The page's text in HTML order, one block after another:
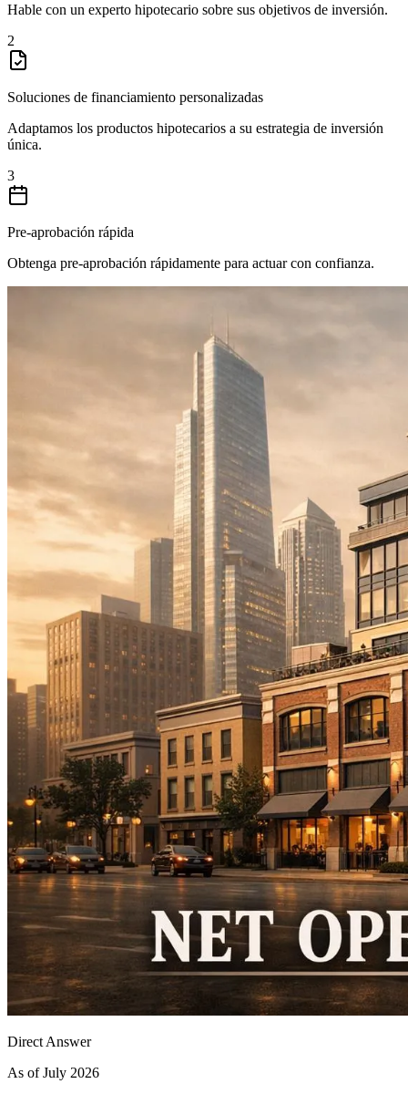
Hable con un experto hipotecario sobre sus objetivos de inversión.
2
Soluciones de financiamiento personalizadas
Adaptamos los productos hipotecarios a su estrategia de inversión
única.
3
Pre-aprobación rápida
Obtenga pre-aprobación rápidamente para actuar con confianza.
Direct Answer
As of July 2026